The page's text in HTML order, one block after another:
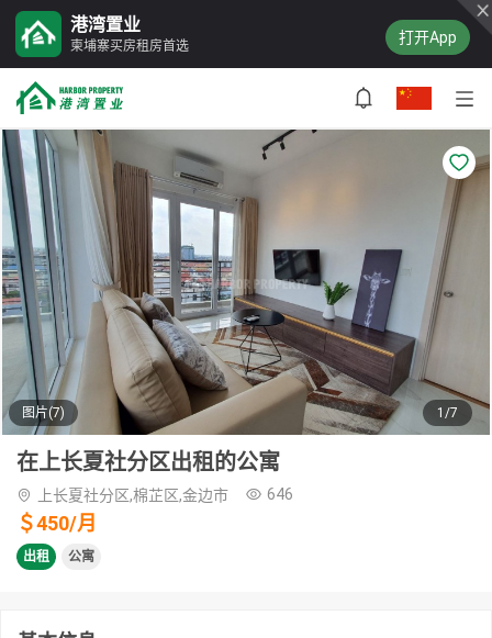
港湾置业
柬埔寨买房租房首选 打开App
图片(7) 1/7
在上长夏社分区出租的公寓
上长夏社分区,棉芷区,金边市 646
＄450/月
出租 公寓